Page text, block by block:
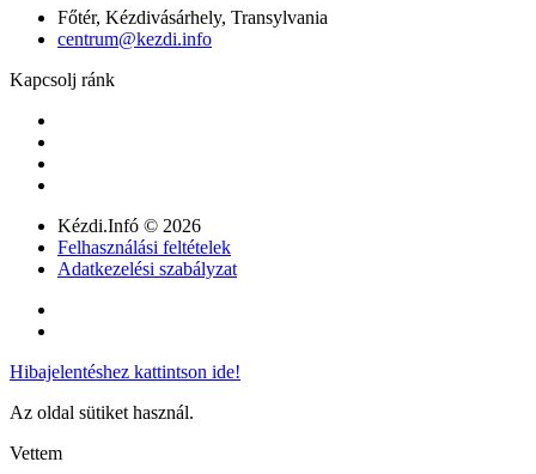
Főtér, Kézdivásárhely, Transylvania
centrum@kezdi.info
Kapcsolj ránk
Kézdi.Infó © 2026
Felhasználási feltételek
Adatkezelési szabályzat
Hibajelentéshez kattintson ide!
Az oldal sütiket használ.
Vettem